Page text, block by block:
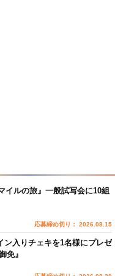
イルの旅』一般試写会に10組
応募締め切り： 2026.08.15
ン入りチェキを1名様にプレゼ
免』